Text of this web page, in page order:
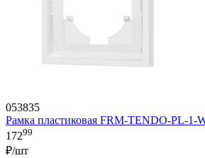
053835
Рамка пластиковая FRM-TENDO-PL-
17299
₽/шт